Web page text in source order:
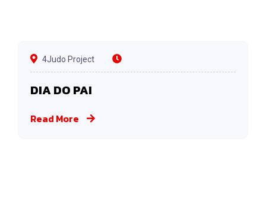
4Judo Project
DIA DO PAI
Read More